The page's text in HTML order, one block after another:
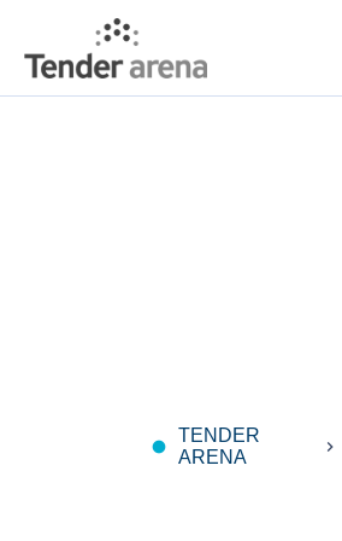
fiber_manual_record
TENDER
ARENA
keyboard_arrow_right